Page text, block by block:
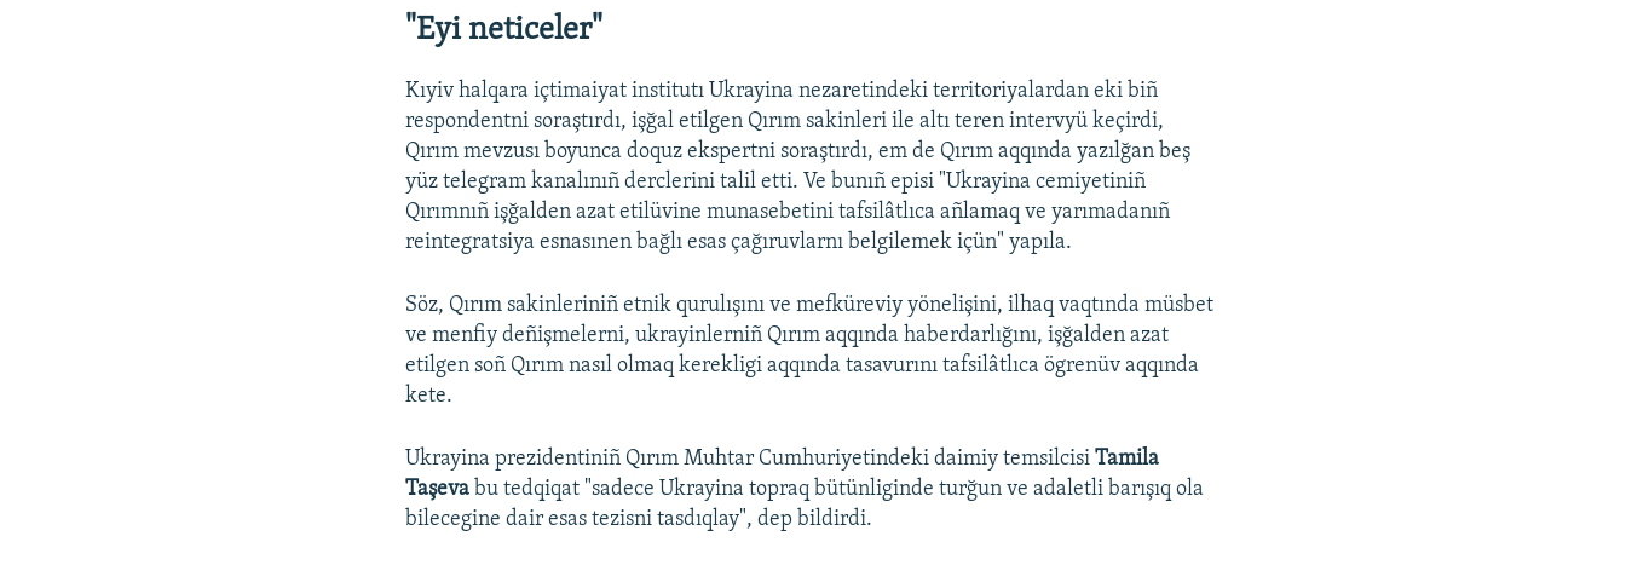
"Eyi neticeler"
Kıyiv halqara içtimaiyat institutı Ukrayina nezaretindeki territoriyalardan eki biñ
respondentni soraştırdı, işğal etilgen Qırım sakinleri ile altı teren intervyü keçirdi,
Qırım mevzusı boyunca doquz ekspertni soraştırdı, em de Qırım aqqında yazılğan beş
yüz telegram kanalınıñ derclerini talil etti. Ve bunıñ episi "Ukrayina cemiyetiniñ
Qırımnıñ işğalden azat etilüvine munasebetini tafsilâtlıca añlamaq ve yarımadanıñ
reintegratsiya esnasınen bağlı esas çağıruvlarnı belgilemek içün" yapıla.
Söz, Qırım sakinleriniñ etnik qurulışını ve mefküreviy yönelişini, ilhaq vaqtında müsbet
ve menfiy deñişmelerni, ukrayinlerniñ Qırım aqqında haberdarlığını, işğalden azat
etilgen soñ Qırım nasıl olmaq kerekligi aqqında tasavurını tafsilâtlıca ögrenüv aqqında
kete.
Ukrayina prezidentiniñ Qırım Muhtar Cumhuriyetindeki daimiy temsilcisiTamila
Taşeva bu tedqiqat "sadece Ukrayina topraq bütünliginde turğun ve adaletli barışıq ola
bilecegine dair esas tezisni tasdıqlay", dep bildirdi.